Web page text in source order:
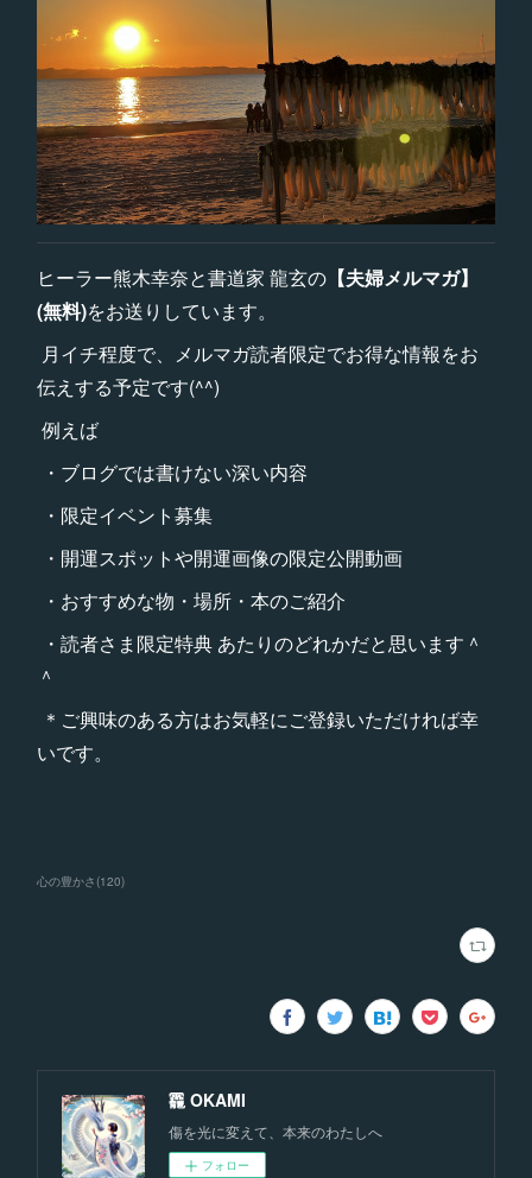
ヒーラー熊木幸奈と書道家 龍玄の【夫婦メルマガ】
(無料)をお送りしています。
月イチ程度で、メルマガ読者限定でお得な情報をお
伝えする予定です(^^)
例えば
・ブログでは書けない深い内容
・限定イベント募集
・開運スポットや開運画像の限定公開動画
・おすすめな物・場所・本のご紹介
・読者さま限定特典 あたりのどれかだと思います＾
＾
＊ご興味のある方はお気軽にご登録いただければ幸
いです。
心の豊かさ (120)
龗 OKAMI
傷を光に変えて、本来のわたしへ
フォロー